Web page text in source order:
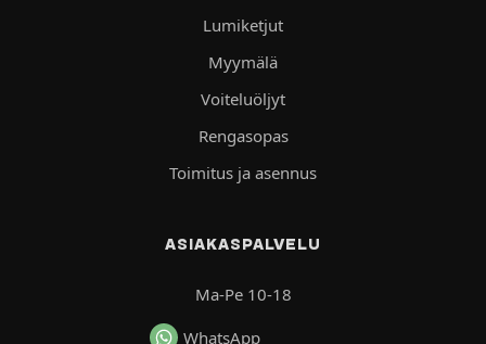
Lumiketjut
Myymälä
Voiteluöljyt
Rengasopas
Toimitus ja asennus
ASIAKASPALVELU
Ma-Pe 10-18
WhatsApp